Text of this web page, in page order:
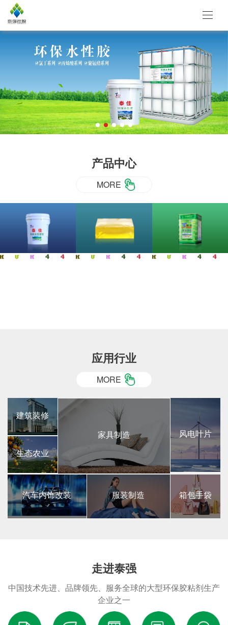
产品中心
MORE
应用行业
MORE
建筑装修
生态农业
家具制造 风电叶片
汽车内饰改装 服装制造 箱包手袋
走进泰强
中国技术先进、品牌领先、服务全球的大型环保胶粘剂生产
企业之一